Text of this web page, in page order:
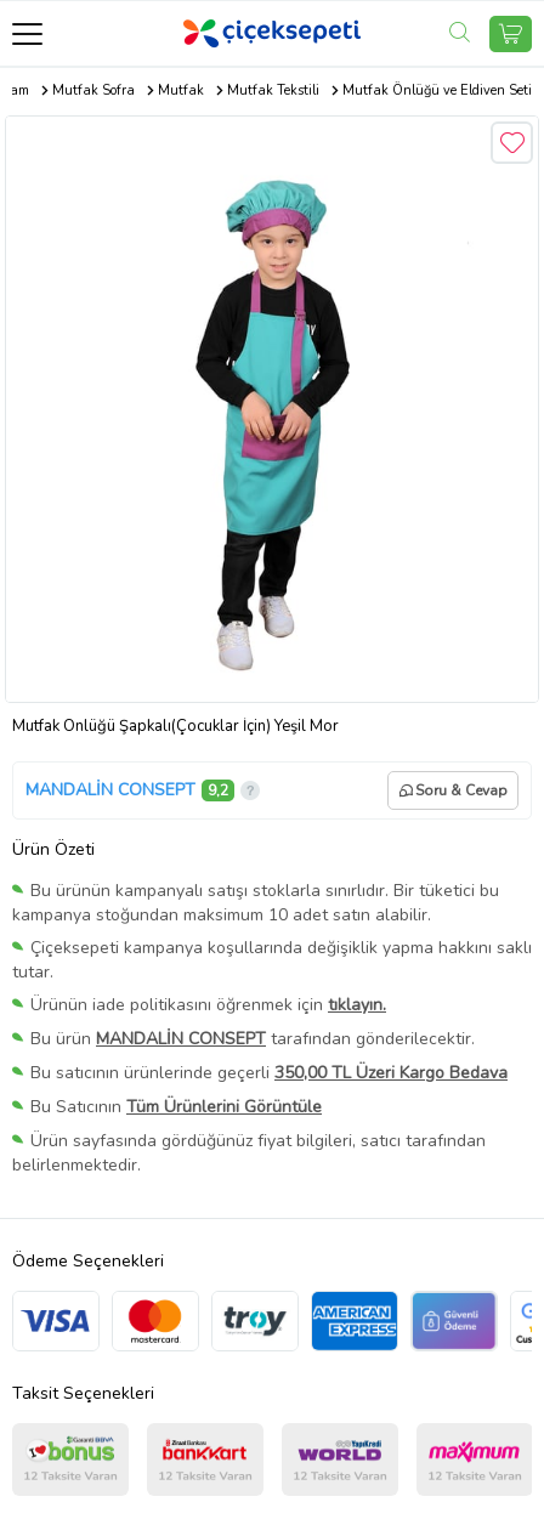
Mutfak Sofra Mutfak Mutfak Tekstili Mutfak Önlüğü ve Eldiven Seti
Mutfak Önlüğü Şapkalı(Çocuklar İçin) Yeşil Mor
MANDALİN CONSEPT 9,2 Soru & Cevap
Ürün Özeti
Bu ürünün kampanyalı satışı stoklarla sınırlıdır. Bir tüketici bu
kampanya stoğundan maksimum 10 adet satın alabilir.
Çiçeksepeti kampanya koşullarında değişiklik yapma hakkını saklı
tutar.
Ürünün iade politikasını öğrenmek için tıklayın.
Bu ürün MANDALİN CONSEPT tarafından gönderilecektir.
Bu satıcının ürünlerinde geçerli 350,00 TL Üzeri Kargo Bedava
Bu Satıcının Tüm Ürünlerini Görüntüle
Ürün sayfasında gördüğünüz fiyat bilgileri, satıcı tarafından
belirlenmektedir.
Ödeme Seçenekleri
Taksit Seçenekleri